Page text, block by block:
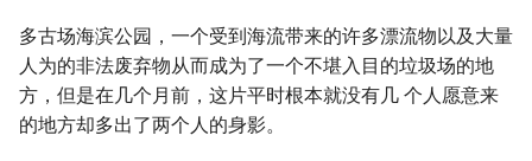
多古场海滨公园，一个受到海流带来的许多漂流物以及大量
人为的非法废弃物从而成为了一个不堪入目的垃圾场的地
方，但是在几个月前，这片平时根本就没有几 个人愿意来
的地方却多出了两个人的身影。